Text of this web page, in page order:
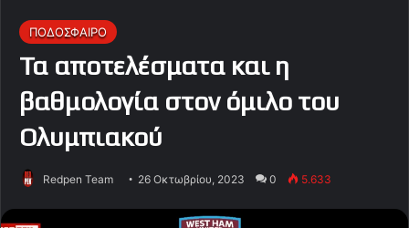
ΠΟΔΟΣΦΑΙΡΟ
Τα αποτελέσματα και η
βαθμολογία στον όμιλο του
Ολυμπιακού
Redpen Team 26 Οκτωβρίου, 2023 0 5.633